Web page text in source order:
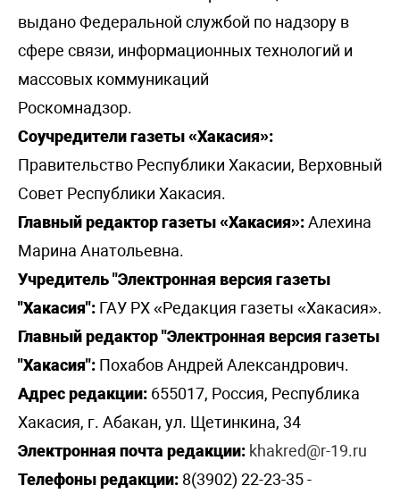
выдано Федеральной службой по надзору в
сфере связи, информационных технологий и
массовых коммуникаций
Роскомнадзор.
Соучредители газеты «Хакасия»:
Правительство Республики Хакасии, Верховный
Совет Республики Хакасия.
Главный редактор газеты «Хакасия»:Алехина
Марина Анатольевна.
Учредитель "Электронная версия газеты
"Хакасия": ГАУ РХ «Редакция газеты «Хакасия».
Главный редактор "Электронная версия газеты
"Хакасия": Похабов Андрей Александрович.
Адрес редакции: 655017, Россия, Республика
Хакасия, г. Абакан, ул. Щетинкина, 34
Электронная почта редакции: khakred@r-19.ru
Телефоны редакции: 8(3902) 22-23-35 -